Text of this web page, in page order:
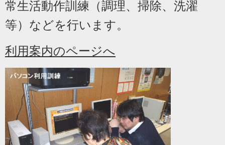
常生活動作訓練（調理、掃除、洗濯
等）などを行います。
利用案内のページへ